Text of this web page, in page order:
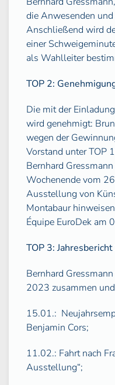
die Anwesenden
Anschließend wird
einer
als Wahlleiter
TOP 2:
Die mit der
wird genehmigt:
wegen der
Vorstand unter TOP
Bernhard
Wochenende vom
Ausstellung von
Montabaur
Équipe EuroDek am
TOP 3:
Bernhard
2023 zusammen
15.01.:
Benjamin Cors;
11.02.: Fahrt nach
Ausstellung“;